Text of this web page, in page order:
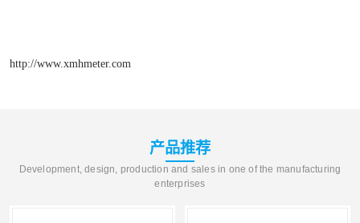
http://www.xmhmeter.com
产品推荐
Development, design, production and sales in one of the manufacturing
enterprises